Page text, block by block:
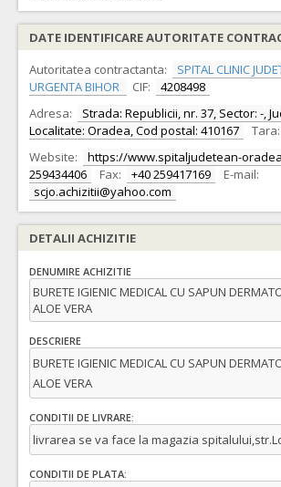
DATE IDENTIFICARE AUTORITATE
Autoritatea contractanta:
SPITAL CLINIC
URGENTA BIHOR
CIF:
4208498
Adresa:
Strada: Republicii, nr. 37, Sector: -,
Localitate: Oradea, Cod postal: 410167
Tara:
Website:
https://www.spitaljudetean-
259434406
Fax: +40 259417169
E-mail:
scjo.achizitii@yahoo.com
DETALII ACHIZITIE
DENUMIRE ACHIZITIE
BURETE IGIENIC MEDICAL CU SAPUN
ALOE VERA
DESCRIERE
BURETE IGIENIC MEDICAL CU SAPUN
ALOE VERA
CONDITII DE LIVRARE:
livrarea se va face la magazia
CONDITII DE PLATA: